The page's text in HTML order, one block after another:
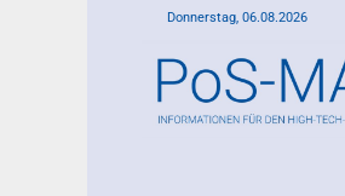
Donnerstag, 06.08.2026
Mail